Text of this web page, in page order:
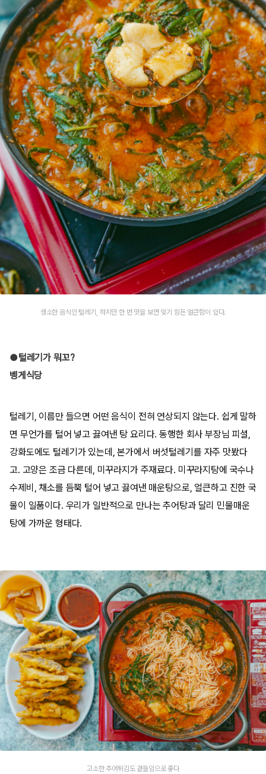
생소한 음식인 털레기, 하지만 한 번 맛을 보면 잊기 힘든 얼큰함이 있다.
●털레기가 뭐꼬?
벵게식당
털레기, 이름만 들으면 어떤 음식이 전혀 연상되지 않는다. 쉽게 말하
면 무언가를 털어 넣고 끓여낸 탕 요리다. 동행한 회사 부장님 피셜,
강화도에도 털레기가 있는데, 본가에서 버섯털레기를 자주 맛봤다
고. 고양은 조금 다른데, 미꾸라지가 주재료다. 미꾸라지탕에 국수나
수제비, 채소를 듬뿍 털어 넣고 끓여낸 매운탕으로, 얼큰하고 진한 국
물이 일품이다. 우리가 일반적으로 만나는 추어탕과 달리 민물매운
탕에 가까운 형태다.
고소한 추어튀김도 곁들임으로 좋다